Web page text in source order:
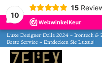
10
15
Luxe Designer Dolls 2024 - Irontech &
Beste Service - Entdecken Sie Luxus!